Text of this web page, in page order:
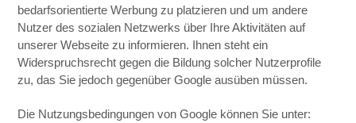
bedarfsorientierte Werbung zu platzieren und um andere
Nutzer des sozialen Netzwerks über Ihre Aktivitäten auf
unserer Webseite zu informieren. Ihnen steht ein
Widerspruchsrecht gegen die Bildung solcher Nutzerprofile
zu, das Sie jedoch gegenüber Google ausüben müssen.
Die Nutzungsbedingungen von Google können Sie unter: